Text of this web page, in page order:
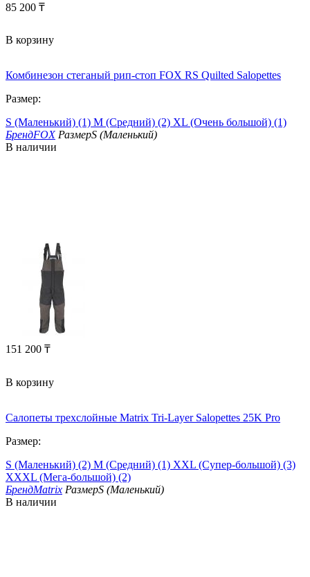
85 200 ₸
В корзину
Комбинезон стеганый рип-стоп FOX RS Quilted Salopettes
Размер:
S (Маленький) (1) M (Средний) (2) XL (Очень большой) (1)
БрендFOX РазмерS (Маленький)
В наличии
151 200 ₸
В корзину
Салопеты трехслойные Matrix Tri-Layer Salopettes 25K Pro
Размер:
S (Маленький) (2) M (Средний) (1) XXL (Супер-большой) (3)
XXXL (Мега-большой) (2)
БрендMatrix РазмерS (Маленький)
В наличии